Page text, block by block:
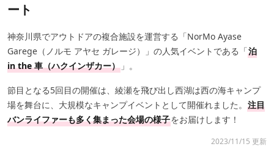
ート
神奈川県でアウトドアの複合施設を運営する「NorMo Ayase
Garege（ノルモ アヤセ ガレージ）」の人気イベントである「泊
in the 車（ハクインザカー） 」。
節目となる5回目の開催は、綾瀬を飛び出し西湖は西の海キャンプ
場を舞台に、大規模なキャンプイベントとして開催れました。 注目
バンライファーも多く集まった会場の様子をお届けします！
2023/11/15 更新